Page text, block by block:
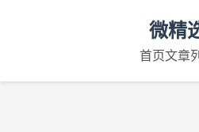
微精
首页文章